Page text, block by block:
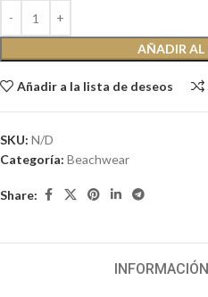
AÑADIR AL
Añadir a la lista de deseos
SKU: N/D
Categoría: Beachwear
Share: